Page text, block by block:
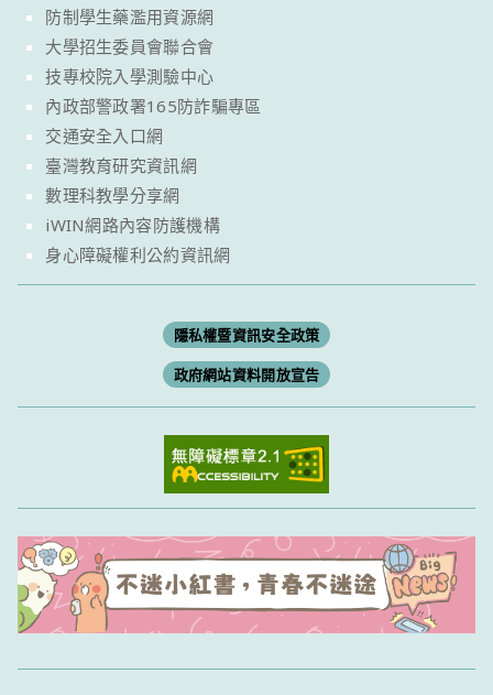
防制學生藥濫用資源網
大學招生委員會聯合會
技專校院入學測驗中心
內政部警政署165防詐騙專區
交通安全入口網
臺灣教育研究資訊網
數理科教學分享網
iWIN網路內容防護機構
身心障礙權利公約資訊網
隱私權暨資訊安全政策
政府網站資料開放宣告